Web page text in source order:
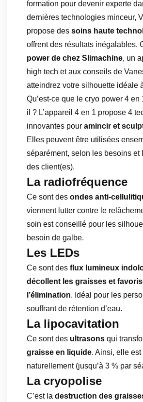
formation pour devenir experte
dernières technologies minceur,
propose des soins haute
offrent des résultats inégalables.
power de chez Slimachine, un
high tech et aux conseils de
atteindrez votre silhouette idéale
Qu’est-ce que le cryo power 4 en
il ? L’appareil 4 en 1 propose 4
innovantes pour amincir et
Elles peuvent être utilisées
séparément, selon les besoins et
des client(es).
La radiofréquence
Ce sont des ondes anti-
viennent lutter contre le
soin est conseillé pour les
besoin de galbe.
Les LEDs
Ce sont des flux lumineux
décollent les graisses et
l’élimination. Idéal pour les
souffrant de rétention d’eau.
La lipocavitation
Ce sont des ultrasons qui
graisse en liquide. Ainsi, elle
naturellement (jusqu’à 3 % par
La cryopolise
C’est la destruction des